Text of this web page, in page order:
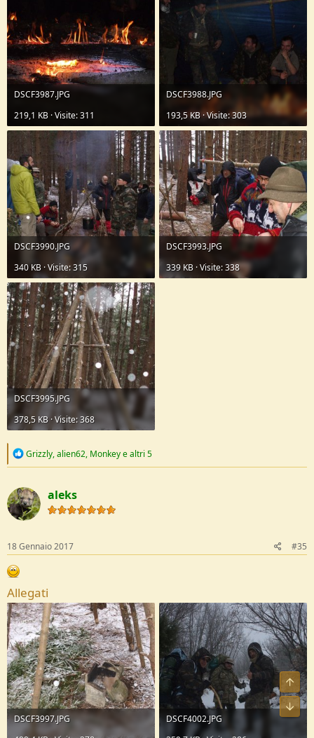
DSCF3987.JPG
219,1 KB · Visite: 311
DSCF3988.JPG
193,5 KB · Visite: 303
DSCF3990.JPG
340 KB · Visite: 315
DSCF3993.JPG
339 KB · Visite: 338
DSCF3995.JPG
378,5 KB · Visite: 368
R
c
t
i
o
s
:
Grizzly,alien62, Monkeye altri 5
aleks
18 Gennaio 2017 #35
Allegati
DSCF3997.JPG
DSCF4002.JPG